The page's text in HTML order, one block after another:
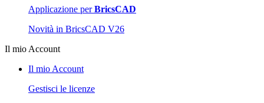
Applicazione perBricsCAD
Novità in BricsCAD V26
Il mio Account
Il mio Account
Gestisci le licenze